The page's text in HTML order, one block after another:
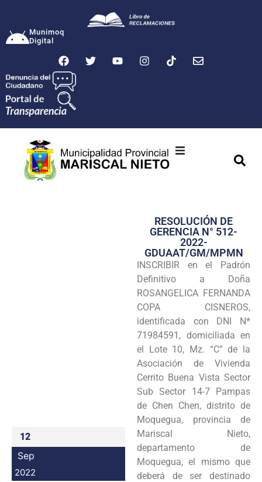
Munimoq
Digital
Transparencia
Seguridad
Programas
Intranet
12
Sep
2022
RESOLUCIÓN DE
GERENCIA N° 512-
2022-
GDUAAT/GM/MPMN
INSCRIBIR en el Padrón
Definitivo a Doña
ROSANGELICA FERNANDA
COPA CISNEROS,
identificada con DNI N*
71984591, domiciliada en
el Lote 10, Mz. “C” de la
Asociación de Vivienda
Cerrito Buena Vista Sector
Sub Sector 14-7 Pampas
de Chen Chen, distrito de
Moquegua, provincia de
Mariscal Nieto,
departamento de
Moquegua, el mismo que
deberá de ser destinado